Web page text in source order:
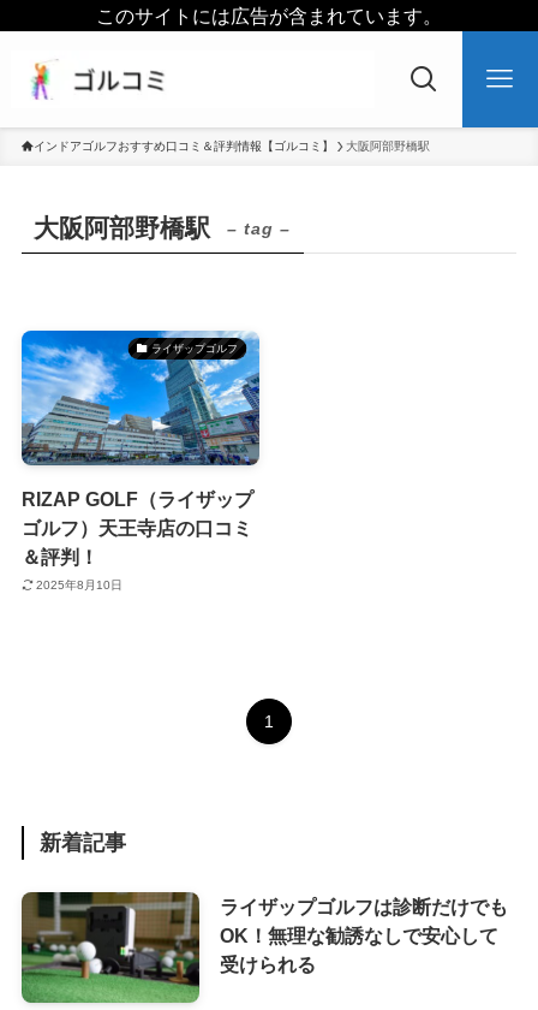
このサイトには広告が含まれています。
インドアゴルフおすすめ口コミ＆評判情報【ゴルコミ】 大阪阿部野橋駅
大阪阿部野橋駅 – tag –
ライザップゴルフ
RIZAP GOLF（ライザップ
ゴルフ）天王寺店の口コミ
＆評判！
2025年8月10日
1
新着記事
ライザップゴルフは診断だけでも
OK！無理な勧誘なしで安心して
受けられる